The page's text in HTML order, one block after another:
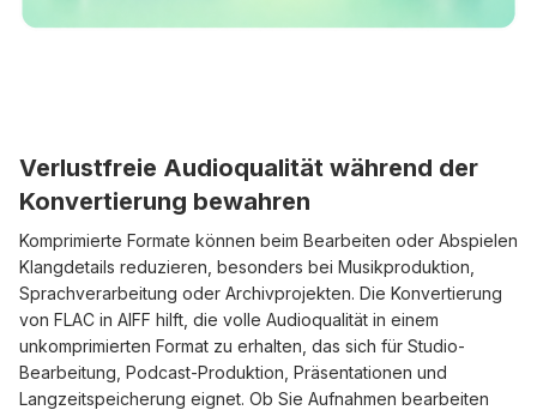
Verlustfreie Audioqualität während der
Konvertierung bewahren
Komprimierte Formate können beim Bearbeiten oder Abspielen
Klangdetails reduzieren, besonders bei Musikproduktion,
Sprachverarbeitung oder Archivprojekten. Die Konvertierung
von FLAC in AIFF hilft, die volle Audioqualität in einem
unkomprimierten Format zu erhalten, das sich für Studio-
Bearbeitung, Podcast-Produktion, Präsentationen und
Langzeitspeicherung eignet. Ob Sie Aufnahmen bearbeiten